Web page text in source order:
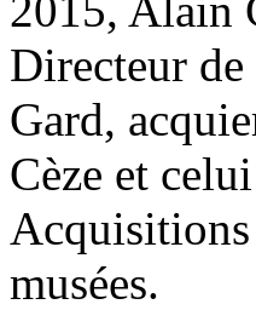
Directeur de
Gard,
Cèze et
musées.